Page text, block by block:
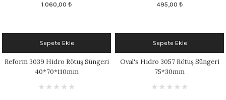
1.060,00 ₺ 495,00 ₺
Sepete Ekle
Reform 3039 Hidro Rötuş Süngeri
40*70*110mm
Sepete Ekle
Oval's Hidro 3057 Rötuş Süngeri
75*30mm